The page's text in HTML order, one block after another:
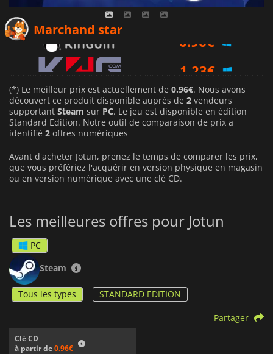
Marchand star
(*) Le meilleur prix est actuellement de 0.96€. Nous avons
découvert ce produit disponible auprès de 2 vendeurs
supportant Steam sur PC. Le jeu est disponible en édition
Standard Edition. Notre outil de comparaison de prix a
identifié 2 offres numériques
Avant d'acheter Jotun, prenez le temps de comparer les prix,
que vous préfériez l'acquérir en version physique en magasin
ou en version numérique avec une clé CD.
Les meilleures offres pour Jotun
PC
Steam
Tous les types STANDARD EDITION
Clé CD
à partir de0.96€
Partager